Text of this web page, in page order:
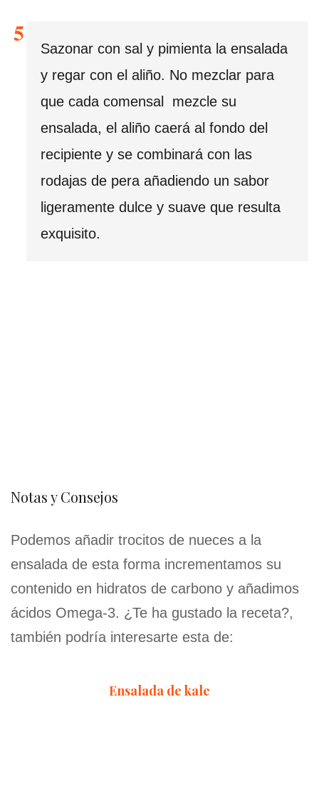
Sazonar con sal y pimienta la ensalada
y regar con el aliño. No mezclar para
que cada comensal mezcle su
ensalada, el aliño caerá al fondo del
recipiente y se combinará con las
rodajas de pera añadiendo un sabor
ligeramente dulce y suave que resulta
exquisito.
Notas y Consejos
Podemos añadir trocitos de nueces a la
ensalada de esta forma incrementamos su
contenido en hidratos de carbono y añadimos
ácidos Omega-3. ¿Te ha gustado la receta?,
también podría interesarte esta de:
Ensalada de kale